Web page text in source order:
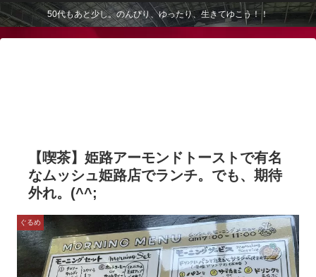
50代もあと少し。のんびり、ゆったり、生きてゆこう！！
【喫茶】姫路アーモンドトーストで有名
なムッシュ姫路店でランチ。でも、期待
外れ。(^^;
ぐるめ